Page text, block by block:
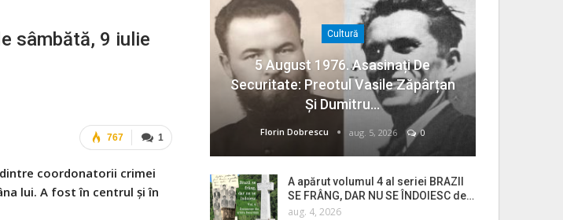
sâmbătă, 9 iulie
1
767
coordonatorii crimei
lui. A fost în centrul şi în
Cultură
5 August 1976. Asasinați De
Securitate: Preotul Vasile Zăpârțan
Și Dumitru…
Florin Dobrescu aug. 5, 2026 0
A apărut volumul 4 al seriei BRAZII
SE FRÂNG, DAR NU SE ÎNDOIESC de…
aug. 4, 2026